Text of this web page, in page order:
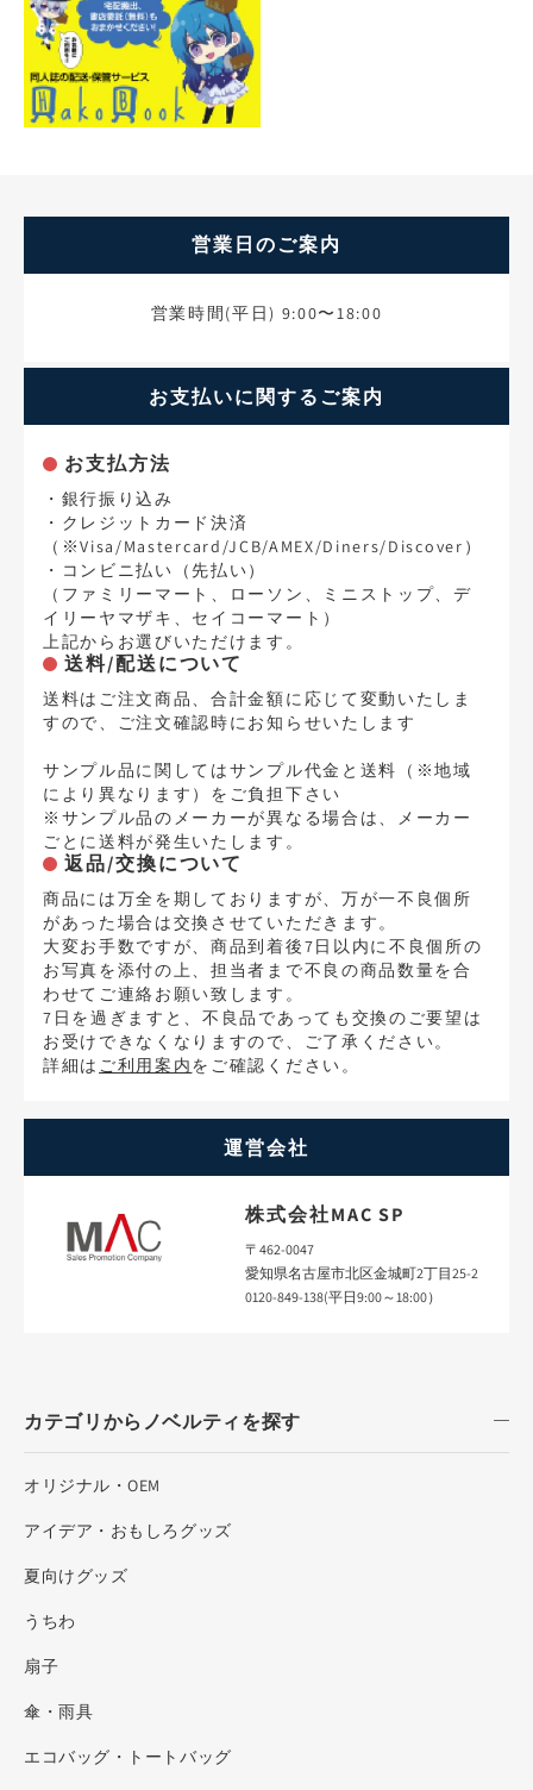
営業日のご案内
営業時間(平日) 9:00〜18:00
お支払いに関するご案内
お支払方法
・銀行振り込み
・クレジットカード決済
（※Visa/Mastercard/JCB/AMEX/Diners/Discover）
・コンビニ払い（先払い）
（ファミリーマート、ローソン、ミニストップ、デ
イリーヤマザキ、セイコーマート）
上記からお選びいただけます。
送料/配送について
送料はご注文商品、合計金額に応じて変動いたしま
すので、ご注文確認時にお知らせいたします
サンプル品に関してはサンプル代金と送料（※地域
により異なります）をご負担下さい
※サンプル品のメーカーが異なる場合は、メーカー
ごとに送料が発生いたします。
返品/交換について
商品には万全を期しておりますが、万が一不良個所
があった場合は交換させていただきます。
大変お手数ですが、商品到着後7日以内に不良個所の
お写真を添付の上、担当者まで不良の商品数量を合
わせてご連絡お願い致します。
7日を過ぎますと、不良品であっても交換のご要望は
お受けできなくなりますので、ご了承ください。
詳細は ご利用案内をご確認ください。
運営会社
株式会社MAC SP
〒462-0047
愛知県名古屋市北区金城町2丁目25-2
0120-849-138(平日9:00～18:00）
カテゴリからノベルティを探す
オリジナル・OEM
アイデア・おもしろグッズ
夏向けグッズ
うちわ
扇子
傘・雨具
エコバッグ・トートバッグ